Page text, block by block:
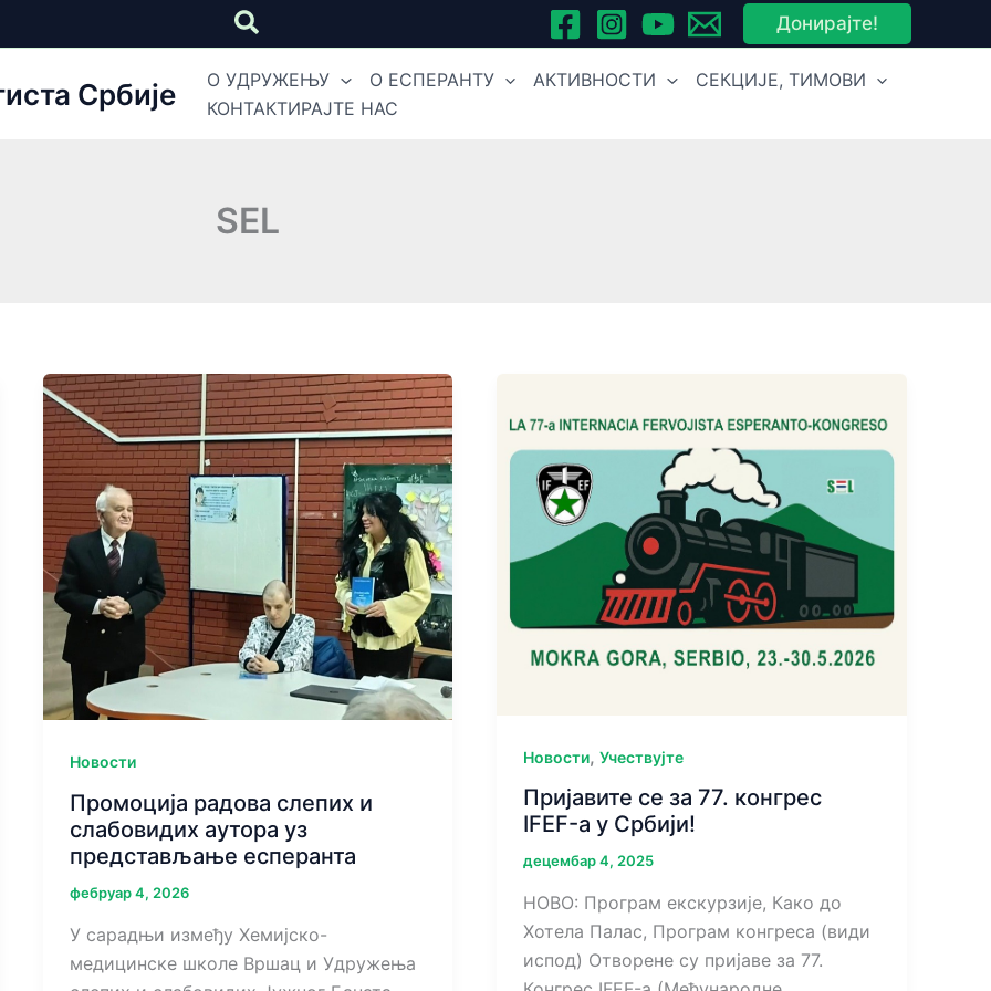
Претрага Донирајте!
Србије О УДРУЖЕЊУ О ЕСПЕРАНТУ АКТИВНОСТИ
СЕКЦИЈЕ, ТИМОВИ
КОНТАКТИРАЈТЕ НАС
SEL
Новости
Промоција радова слепих и
слабовидих аутора уз
представљање есперанта
фебруар 4, 2026
У сарадњи између Хемијско-
медицинске школе Вршац и Удружења
Новости,Учествујте
Пријавите се за 77. конгрес
IFEF-а у Србији!
децембар 4, 2025
НОВО: Програм екскурзије, Како до
Хотела Палас, Програм конгреса (види
испод) Отворене су пријаве за 77.